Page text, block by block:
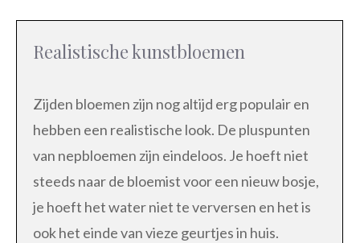
Realistische kunstbloemen
Zijden bloemen zijn nog altijd erg populair en
hebben een realistische look. De pluspunten
van nepbloemen zijn eindeloos. Je hoeft niet
steeds naar de bloemist voor een nieuw bosje,
je hoeft het water niet te verversen en het is
ook het einde van vieze geurtjes in huis.